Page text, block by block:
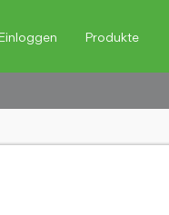
Einloggen Produkte